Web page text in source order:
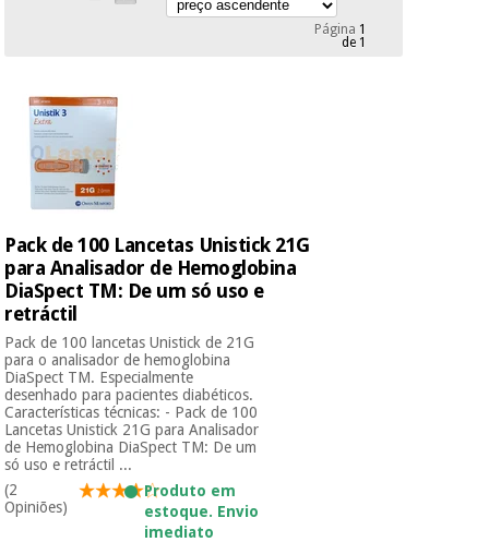
Ofertas
Outlet
Fisaude
Tech
Academy
Fisaude
Aluguer
Mobiliário
clínico
Gabinetes
Material de
proteção
essencial
para
coronavirus
Aerobic,
fitness
e
pilates
Ofertas
Outlet
Fisaude
Tech
Academy
Fisaude
Medicina
tradicional
chinesa
Mobiliário
clínico
Gabinetes
terapêuticos
Material de
proteção
essencial
para
Página 1
de 1
Pack de 100 Lancetas Unistick 21G
para Analisador de Hemoglobina
DiaSpect TM: De um só uso e
retráctil
Pack de 100 lancetas Unistick de 21G
para o analisador de hemoglobina
DiaSpect TM. Especialmente
desenhado para pacientes diabéticos.
Características técnicas: - Pack de 100
Lancetas Unistick 21G para Analisador
de Hemoglobina DiaSpect TM: De um
só uso e retráctil ...
(2
Opiniões)
Produto em
estoque. Envio
imediato